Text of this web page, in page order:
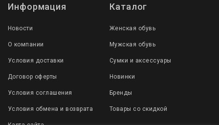
Информация
Новости
О компании
Условия доставки
Договор оферты
Условия соглашения
Условия обмена и возврата
Каталог
Женская обувь
Мужская обувь
Сумки и аксессуары
Новинки
Бренды
Товары со скидкой